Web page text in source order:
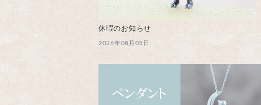
休暇のお知らせ
2026年08月05日